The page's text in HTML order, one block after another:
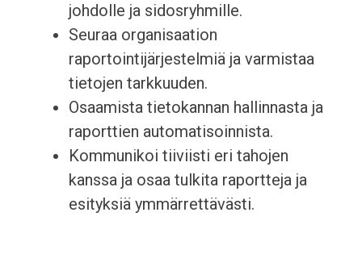
johdolle ja sidosryhmille.
Seuraa organisaation
raportointijärjestelmiä ja varmistaa
tietojen tarkkuuden.
Osaamista tietokannan hallinnasta ja
raporttien automatisoinnista.
Kommunikoi tiiviisti eri tahojen
kanssa ja osaa tulkita raportteja ja
esityksiä ymmärrettävästi.